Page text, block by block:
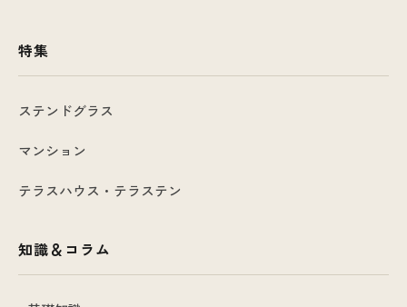
特集
ステンドグラス
マンション
テラスハウス・テラステン
知識＆コラム